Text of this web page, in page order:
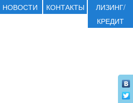
НОВОСТИ КОНТАКТЫ
ЛИЗИНГ/
КРЕДИТ